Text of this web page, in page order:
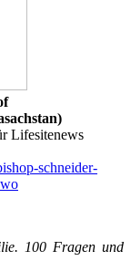
Lifesitenews
schneider-
100 Fragen und